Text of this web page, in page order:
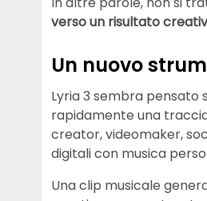
verso un risultato
Un nuovo
Lyria 3 sembra
rapidamente una
creator, videomaker,
digitali con musica
Una clip musicale